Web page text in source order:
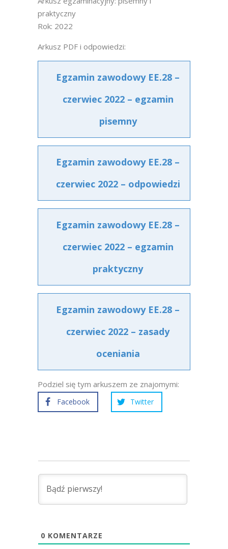
praktyczny
Rok: 2022
Arkusz PDF i odpowiedzi:
Egzamin zawodowy EE.28 –
czerwiec 2022 – egzamin
pisemny
Egzamin zawodowy EE.28 –
czerwiec 2022 – odpowiedzi
Egzamin zawodowy EE.28 –
czerwiec 2022 – egzamin
praktyczny
Egzamin zawodowy EE.28 –
czerwiec 2022 – zasady
oceniania
Podziel się tym arkuszem ze znajomymi:
Facebook Twitter
0 KOMENTARZE